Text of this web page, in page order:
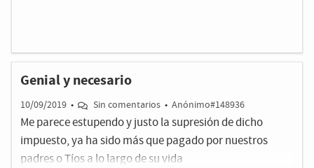
Genial y necesario
10/09/2019 • Sin comentarios • Anónimo#148936
Me parece estupendo y justo la supresión de dicho
impuesto, ya ha sido más que pagado por nuestros
padres o Tíos a lo largo de su vida